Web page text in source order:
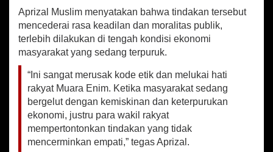
i
A
n
g
o
D
P
R
D
Aprizal Muslim menyatakan bahwa tindakan tersebut
mencederai rasa keadilan dan moralitas publik,
terlebih dilakukan di tengah kondisi ekonomi
masyarakat yang sedang terpuruk.
“Ini sangat merusak kode etik dan melukai hati
rakyat Muara Enim. Ketika masyarakat sedang
bergelut dengan kemiskinan dan keterpurukan
ekonomi, justru para wakil rakyat
mempertontonkan tindakan yang tidak
mencerminkan empati,” tegas Aprizal.